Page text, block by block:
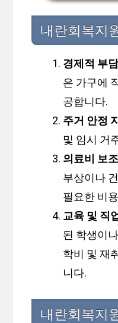
내란회복지
경제적 부
은 가구에
공합니다.
주거 안정
및 임시 거
의료비 보조
부상이나
필요한 비
교육 및 직
된 학생이
학비 및 재
니다.
내란회복지